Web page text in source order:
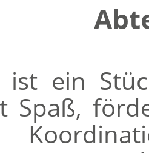
ist ein
Spaß,